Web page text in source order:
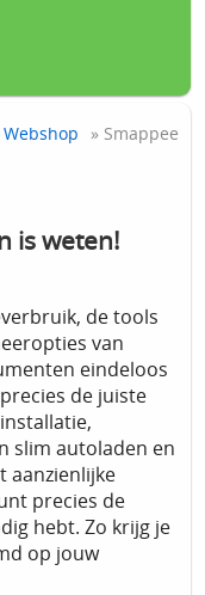
Webshop » Smappee
is weten!
de tools
van
eindeloos
de juiste
slim autoladen en
aanzienlijke
precies de
hebt. Zo krijg je
op jouw